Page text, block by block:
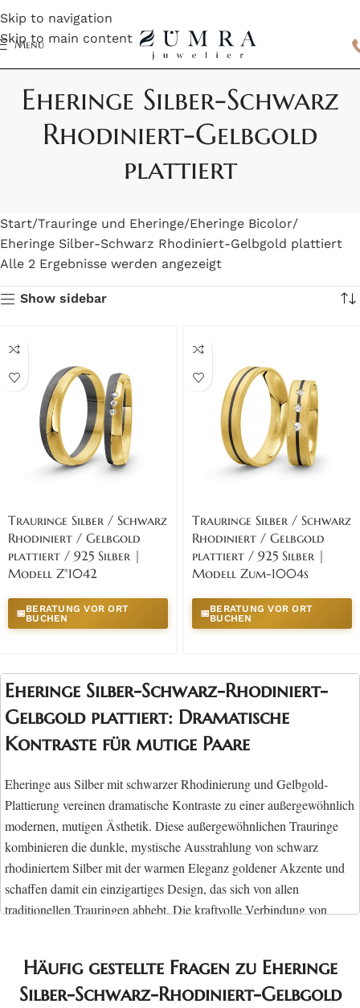
Skip to navigation
Skip to main content
Menu
Eheringe Silber-Schwarz
Rhodiniert-Gelbgold
plattiert
Start Trauringe und Eheringe Eheringe Bicolor
Eheringe Silber-Schwarz Rhodiniert-Gelbgold plattiert
Alle 2 Ergebnisse werden angezeigt
Show sidebar
Trauringe Silber / Schwarz
Rhodiniert / Gelbgold
plattiert / 925 Silber |
Modell Z°1042
📅BERATUNG VOR ORT
BUCHEN
Trauringe Silber / Schwarz
Rhodiniert / Gelbgold
plattiert / 925 Silber |
Modell Zum-1004s
📅BERATUNG VOR ORT
BUCHEN
Eheringe Silber-Schwarz-Rhodiniert-
Gelbgold plattiert: Dramatische
Kontraste für mutige Paare
Eheringe aus Silber mit schwarzer Rhodinierung und Gelbgold-
Plattierung vereinen dramatische Kontraste zu einer außergewöhnlich
modernen, mutigen Ästhetik. Diese außergewöhnlichen Trauringe
kombinieren die dunkle, mystische Ausstrahlung von schwarz
rhodiniertem Silber mit der warmen Eleganz goldener Akzente und
schaffen damit ein einzigartiges Design, das sich von allen
traditionellen Trauringen abhebt. Die kraftvolle Verbindung von
Die außergewöhnlichste aller Bicolor-
Häufig gestellte Fragen zu Eheringe
Silber-Schwarz-Rhodiniert-Gelbgold